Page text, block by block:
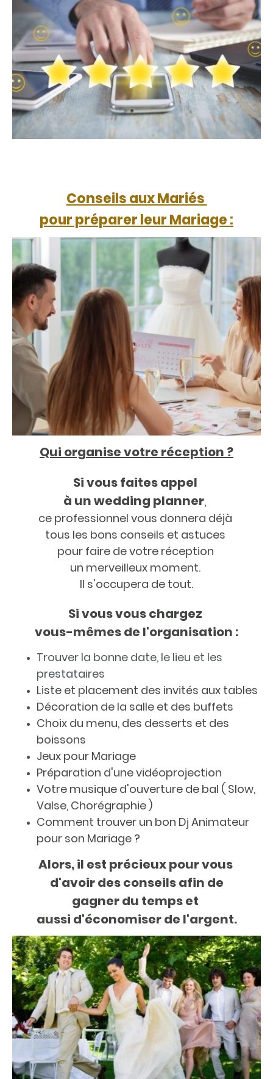
Conseils aux Mariés
pour préparer leur Mariage :
Qui organise votre réception ?
Si vous faites appel
à un wedding planner,
ce professionnel vous donnera déjà
tous les bons conseils et astuces
pour faire de votre réception
un merveilleux moment.
Il s'occupera de tout.
Si vous vous chargez
vous-mêmes de l'organisation :
Trouver la bonne date, le lieu et les
prestataires
Liste et placement des invités aux tables
Décoration de la salle et des buffets
Choix du menu, des desserts et des
boissons
Jeux pour Mariage
Préparation d'une vidéoprojection
Votre musique d'ouverture de bal ( Slow,
Valse, Chorégraphie )
Comment trouver un bon Dj Animateur
pour son Mariage ?
Alors, il est précieux pour vous
d'avoir des conseils afin de
gagner du temps et
aussi d'économiser de l'argent.